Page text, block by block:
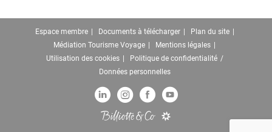
Espace membre Documents à télécharger
Plan du site
Médiation Tourisme Voyage
Mentions légales
Utilisation des cookies
Politique de confidentialité
Données personnelles